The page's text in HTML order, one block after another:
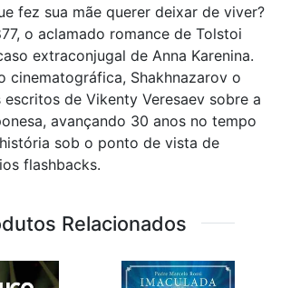
fez sua mãe querer deixar de viver?
o aclamado romance de Tolstoi
extraconjugal de Anna Karenina.
cinematográfica, Shakhnazarov o
de Vikenty Veresaev sobre a
avançando 30 anos no tempo
sob o ponto de vista de
flashbacks.
Relacionados